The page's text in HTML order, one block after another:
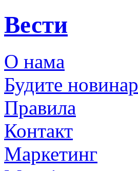
Вести
О нама
Будите новинар
Правила
Контакт
Маркетинг